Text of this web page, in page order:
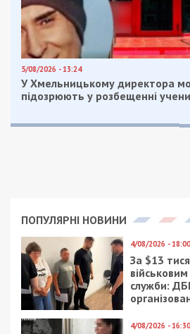
5/08/2026 - 13:24
У Хмельницькому директора
підозрюють у розбещенні
ПОПУЛЯРНІ НОВИНИ
4/08/2026 - 18:00
За $13
служби:
4/08/2026 - 16:30